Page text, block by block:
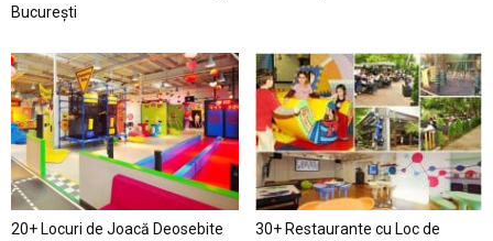
București
20+ Locuri de Joacă Deosebite
30+ Restaurante cu Loc de